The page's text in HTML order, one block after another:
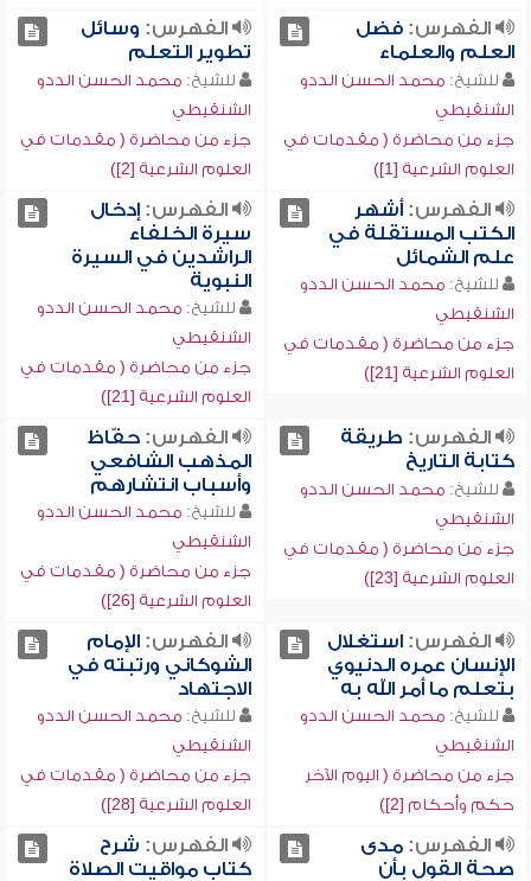
الفهرس:فضل
العلم والعلماء
للشيخ: محمد الحسن الددو
الشنقيطي
جزء من محاضرة ( مقدمات في
العلوم الشرعية [1])
الفهرس: وسائل
تطوير التعلم
للشيخ: محمد الحسن الددو
الشنقيطي
جزء من محاضرة ( مقدمات في
العلوم الشرعية [2])
الفهرس:أشهر
الكتب المستقلة في
علم الشمائل
للشيخ: محمد الحسن الددو
الشنقيطي
جزء من محاضرة ( مقدمات في
العلوم الشرعية [21])
الفهرس:إدخال
سيرة الخلفاء
الراشدين في السيرة
النبوية
للشيخ: محمد الحسن الددو
الشنقيطي
جزء من محاضرة ( مقدمات في
العلوم الشرعية [21])
الفهرس: طريقة
كتابة التاريخ
للشيخ: محمد الحسن الددو
الشنقيطي
جزء من محاضرة ( مقدمات في
العلوم الشرعية [23])
الفهرس:حفّاظ
المذهب الشافعي
وأسباب انتشارهم
للشيخ: محمد الحسن الددو
الشنقيطي
جزء من محاضرة ( مقدمات في
العلوم الشرعية [26])
الفهرس:استغلال
الإنسان عمره الدنيوي
بتعلم ما أمر الله به
للشيخ: محمد الحسن الددو
الشنقيطي
جزء من محاضرة ( اليوم الآخر
حكم وأحكام [2])
الفهرس:الإمام
الشوكاني ورتبته في
الاجتهاد
للشيخ: محمد الحسن الددو
الشنقيطي
جزء من محاضرة ( مقدمات في
العلوم الشرعية [28])
الفهرس:مدى
صحة القول بأن
الفهرس: شرح
كتاب مواقيت الصلاة